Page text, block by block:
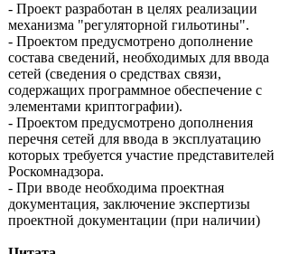
- Проект разработан в целях реализации
механизма "регуляторной гильотины".
- Проектом предусмотрено дополнение
состава сведений, необходимых для ввода
сетей (сведения о средствах связи,
содержащих программное обеспечение с
элементами криптографии).
- Проектом предусмотрено дополнения
перечня сетей для ввода в эксплуатацию
которых требуется участие представителей
Роскомнадзора.
- При вводе необходима проектная
документация, заключение экспертизы
проектной документации (при наличии)